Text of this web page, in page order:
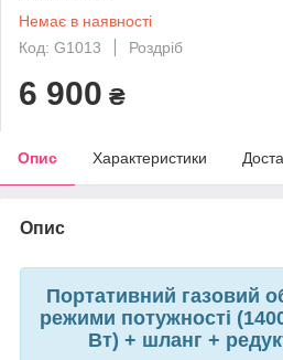
Немає в наявності
Код: G1013
Роздріб
6 900 ₴
Опис Характеристики
Опис
Портативний газовий
режими потужності
Вт) + шланг +